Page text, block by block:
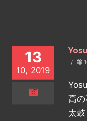
13
10, 2019
/
高
太